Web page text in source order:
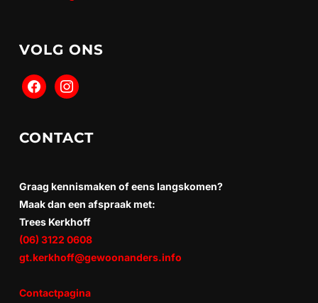
VOLG ONS
CONTACT
Graag kennismaken of eens langskomen?
Maak dan een afspraak met:
Trees Kerkhoff
(06) 3122 0608
gt.kerkhoff@gewoonanders.info
Contactpagina